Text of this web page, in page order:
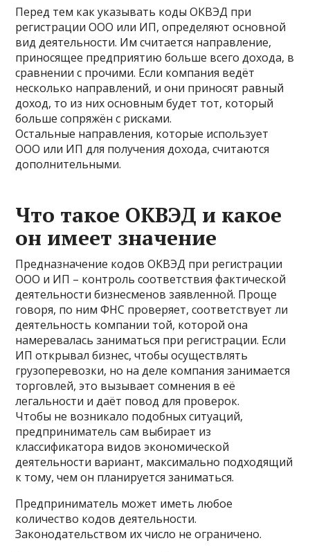
Перед тем как указывать коды ОКВЭД при
регистрации ООО или ИП, определяют основной
вид деятельности. Им считается направление,
приносящее предприятию больше всего дохода, в
сравнении с прочими. Если компания ведёт
несколько направлений, и они приносят равный
доход, то из них основным будет тот, который
больше сопряжён с рисками.
Остальные направления, которые использует
ООО или ИП для получения дохода, считаются
дополнительными.
Что такое ОКВЭД и какое
он имеет значение
Предназначение кодов ОКВЭД при регистрации
ООО и ИП – контроль соответствия фактической
деятельности бизнесменов заявленной. Проще
говоря, по ним ФНС проверяет, соответствует ли
деятельность компании той, которой она
намеревалась заниматься при регистрации. Если
ИП открывал бизнес, чтобы осуществлять
грузоперевозки, но на деле компания занимается
торговлей, это вызывает сомнения в её
легальности и даёт повод для проверок.
Чтобы не возникало подобных ситуаций,
предприниматель сам выбирает из
классификатора видов экономической
деятельности вариант, максимально подходящий
к тому, чем он планируется заниматься.
Предприниматель может иметь любое
количество кодов деятельности.
Законодательством их число не ограничено.